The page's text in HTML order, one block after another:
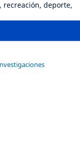
recreación, deporte,